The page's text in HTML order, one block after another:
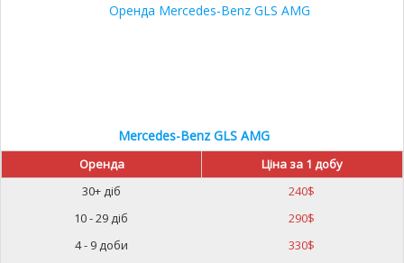
Mercedes-Benz GLS AMG
Оренда
Ціна за 1 добу
30+ діб
240$
10 - 29 діб
290$
4 - 9 доби
330$